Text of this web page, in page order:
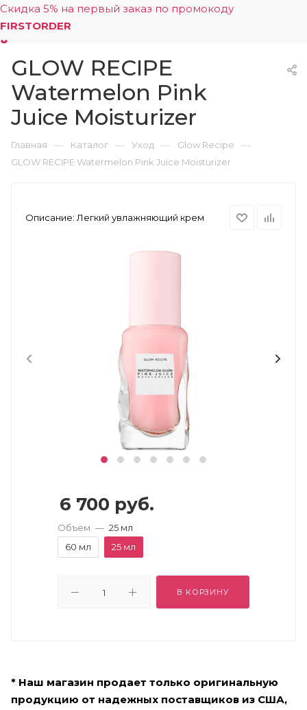
Скидка 5% на первый заказ по промокоду
FIRSTORDER
0
GLOW RECIPE
Watermelon Pink
Juice Moisturizer
Главная — Каталог — Уход — Glow Recipe —
GLOW RECIPE Watermelon Pink Juice Moisturizer
Описание: Легкий увлажняющий крем
6 700 руб.
Объём — 25 мл
60 мл
25 мл
В КОРЗИНУ
* Наш магазин продает только оригинальную
продукцию от надежных поставщиков из США,